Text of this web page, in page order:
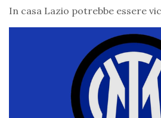
In casa Lazio potrebbe essere